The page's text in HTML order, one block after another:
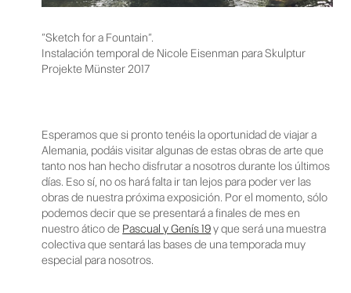
“Sketch for a Fountain”.
Instalación temporal de Nicole Eisenman para Skulptur
Projekte Münster 2017
Esperamos que si pronto tenéis la oportunidad de viajar a
Alemania, podáis visitar algunas de estas obras de arte que
tanto nos han hecho disfrutar a nosotros durante los últimos
días. Eso sí, no os hará falta ir tan lejos para poder ver las
obras de nuestra próxima exposición. Por el momento, sólo
podemos decir que se presentará a finales de mes en
nuestro ático de Pascual y Genís 19y que será una muestra
colectiva que sentará las bases de una temporada muy
especial para nosotros.